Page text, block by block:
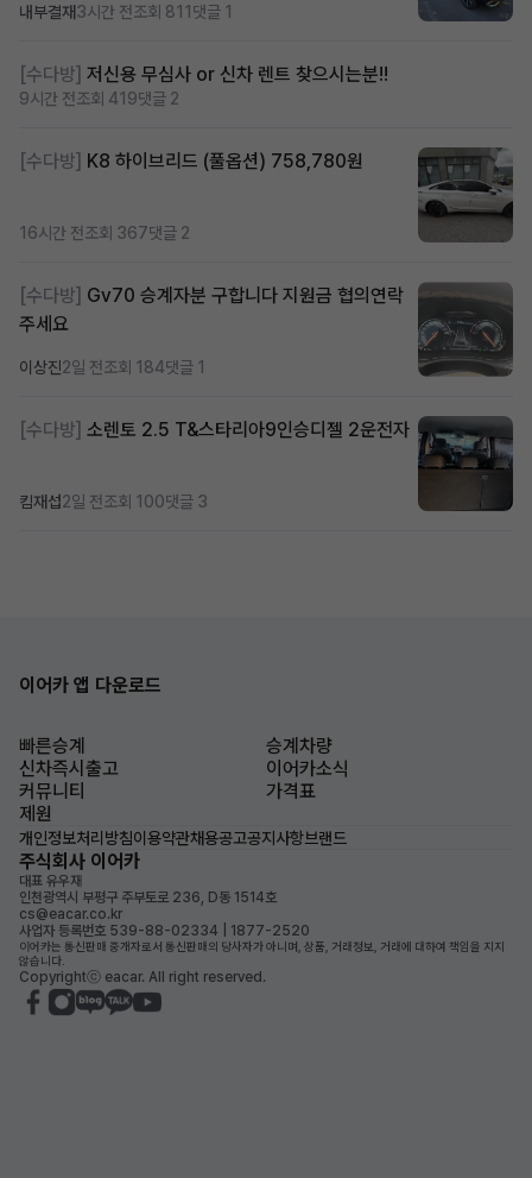
내부결재3시간 전조회 811 댓글 1
[수다방] 저신용 무심사 or 신차 렌트 찾으시는분!!
9시간 전조회 419댓글 2
[수다방] K8 하이브리드 (풀옵션) 758,780원
16시간 전조회 367댓글 2
[수다방] Gv70 승계자분 구합니다 지원금 협의연락
주세요
이상진2일 전조회 184댓글 1
[수다방] 소렌토 2.5 T&스타리아9인승디젤 2운전자
킴재섭2일 전조회 100댓글 3
이어카 앱 다운로드
빠른승계
승계차량
신차즉시출고
이어카소식
커뮤니티
가격표
제원
개인정보처리방침이용약관채용공고공지사항브랜드
주식회사 이어카
대표 유우재
인천광역시 부평구 주부토로 236, D동 1514호
cs@eacar.co.kr
사업자 등록번호 539-88-02334 | 1877-2520
이어카는 통신판매 중개자로서 통신판매의 당사자가 아니며, 상품, 거래정보, 거래에 대하여 책임을 지지
않습니다.
Copyrightⓒ eacar. All right reserved.